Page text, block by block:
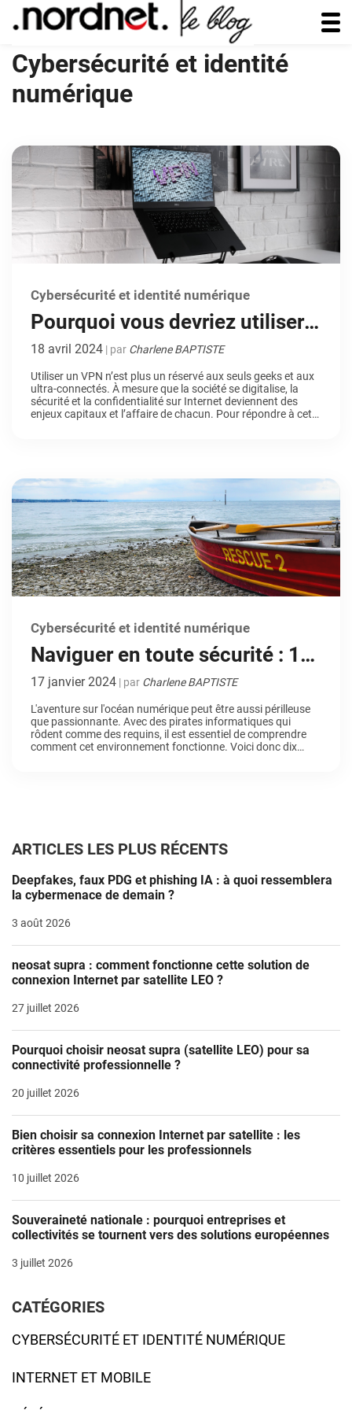
Cybersécurité et identité
numérique
Cybersécurité et identité numérique
Pourquoi vous devriez utiliser
un VPN, 4 points pour vous
convaincre
18 avril 2024 | par Charlene BAPTISTE
Utiliser un VPN n’est plus un réservé aux seuls geeks et aux
ultra-connectés. À mesure que la société se digitalise, la
sécurité et la confidentialité sur Internet deviennent des
enjeux capitaux et l’affaire de chacun. Pour répondre à cette
Cybersécurité et identité numérique
Naviguer en toute sécurité : 10
conseils pour profiter
d’Internet sans danger
17 janvier 2024 | par Charlene BAPTISTE
L'aventure sur l'océan numérique peut être aussi périlleuse
que passionnante. Avec des pirates informatiques qui
rôdent comme des requins, il est essentiel de comprendre
comment cet environnement fonctionne. Voici donc dix
ARTICLES LES PLUS RÉCENTS
Deepfakes, faux PDG et phishing IA : à quoi ressemblera
la cybermenace de demain ?
3 août 2026
neosat supra : comment fonctionne cette solution de
connexion Internet par satellite LEO ?
27 juillet 2026
Pourquoi choisir neosat supra (satellite LEO) pour sa
connectivité professionnelle ?
20 juillet 2026
Bien choisir sa connexion Internet par satellite : les
critères essentiels pour les professionnels
10 juillet 2026
Souveraineté nationale : pourquoi entreprises et
collectivités se tournent vers des solutions européennes
3 juillet 2026
CATÉGORIES
CYBERSÉCURITÉ ET IDENTITÉ NUMÉRIQUE
INTERNET ET MOBILE